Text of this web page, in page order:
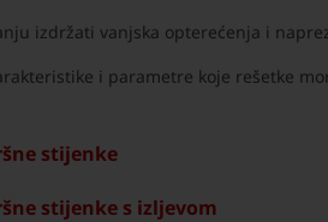
izdržati vanjska opterećenja i
i parametre koje rešetke
stijenke
stijenke s izljevom